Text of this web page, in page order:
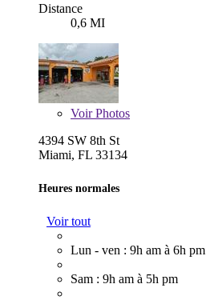
Distance
0,6 MI
VoirPhotos
4394 SW 8th St
Miami, FL 33134
Heures normales
Voir tout
Lun - ven : 9h am à 6h pm
Sam : 9h am à 5h pm